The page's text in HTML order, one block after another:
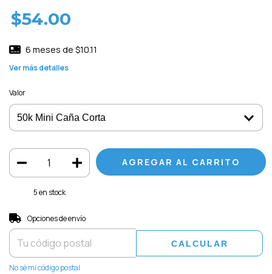
$54.00
6 meses de $10.11
Ver más detalles
Valor
5en stock
Entregas para el CP:
Opciones de envío
CALCULAR
No sé mi código postal